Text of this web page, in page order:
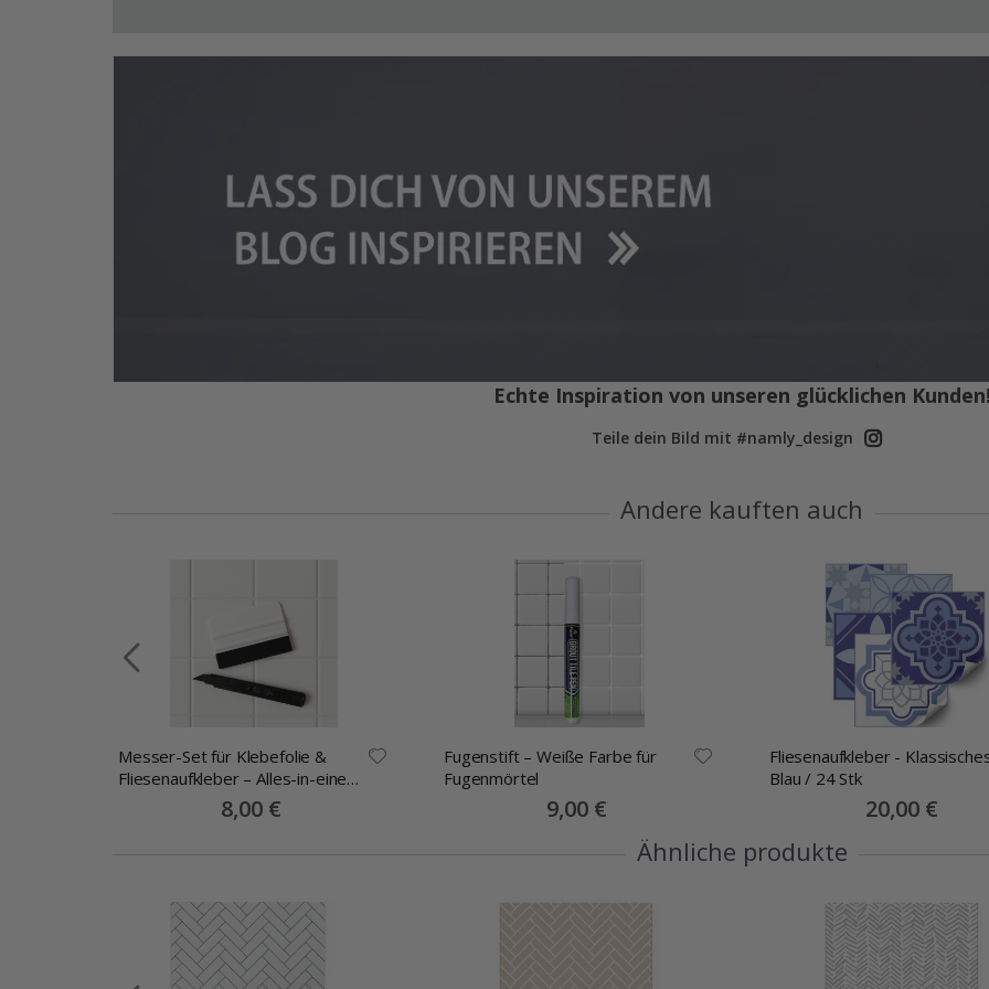
Echte Inspiration von unseren glücklichen
Teile dein Bild mit #namly_design
Andere kauften auch
Messer-Set für Klebefolie &
Fliesenaufkleber – Alles-in-einem
Special
Price
8,00 €
Fugenstift – Weiße Farbe für
Fugenmörtel
Special
Price
9,00 €
Fliesenaufkleber -
Blau / 24 Stk
Special
Price
20,00 €
Ähnliche produkte